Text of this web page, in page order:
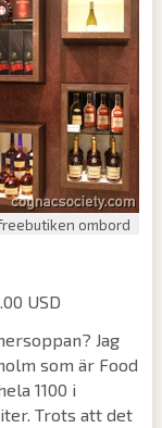
ombord
USD
Jag
som är Food
1100 i
Trots att det